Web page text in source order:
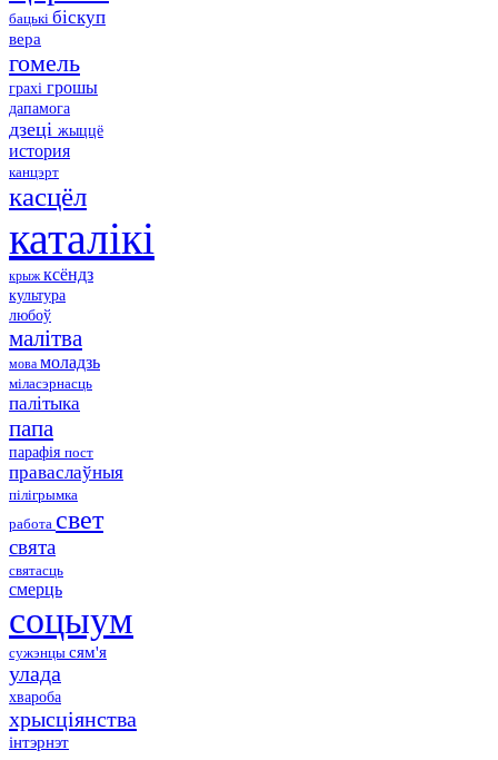
бацькі біскуп
вера
гомель
грахі грошы
дапамога
дзеці жыццё
история
канцэрт
касцёл
каталікі
крыжксёндз
культура
любоў
малітва
мова моладзь
міласэрнасць
палітыка
папа
парафія пост
праваслаўныя
пілігрымка
работа свет
свята
святасць
смерць
соцыум
сужэнцы сям'я
улада
хвароба
хрысціянства
інтэрнэт